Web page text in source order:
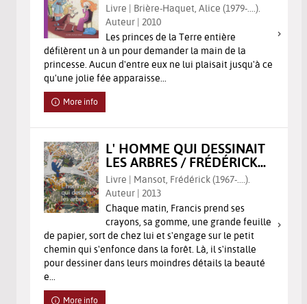
Livre | Brière-Haquet, Alice (1979-....).
Auteur | 2010
Les princes de la Terre entière
défilèrent un à un pour demander la main de la
princesse. Aucun d'entre eux ne lui plaisait jusqu'à ce
qu'une jolie fée apparaisse...
More info
L' HOMME QUI DESSINAIT
LES ARBRES / FRÉDÉRICK...
Livre | Mansot, Frédérick (1967-....).
Auteur | 2013
Chaque matin, Francis prend ses
crayons, sa gomme, une grande feuille
de papier, sort de chez lui et s'engage sur le petit
chemin qui s'enfonce dans la forêt. Là, il s'installe
pour dessiner dans leurs moindres détails la beauté
e...
More info